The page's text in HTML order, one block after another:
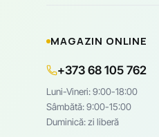
MAGAZIN ONLINE
+373 68 105 762
Luni-Vineri: 9:00-18:00
Sâmbătă: 9:00-15:00
Duminică: zi liberă